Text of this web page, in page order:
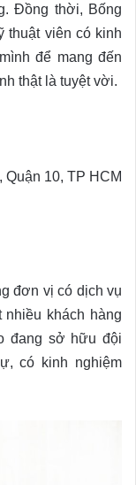
Đồng thời, Bống
thuật viên có kinh
để mang đến
thật là tuyệt vời.
10, TP HCM
đơn vị có dịch vụ
khách hàng
đang sở hữu đội
có kinh nghiệm